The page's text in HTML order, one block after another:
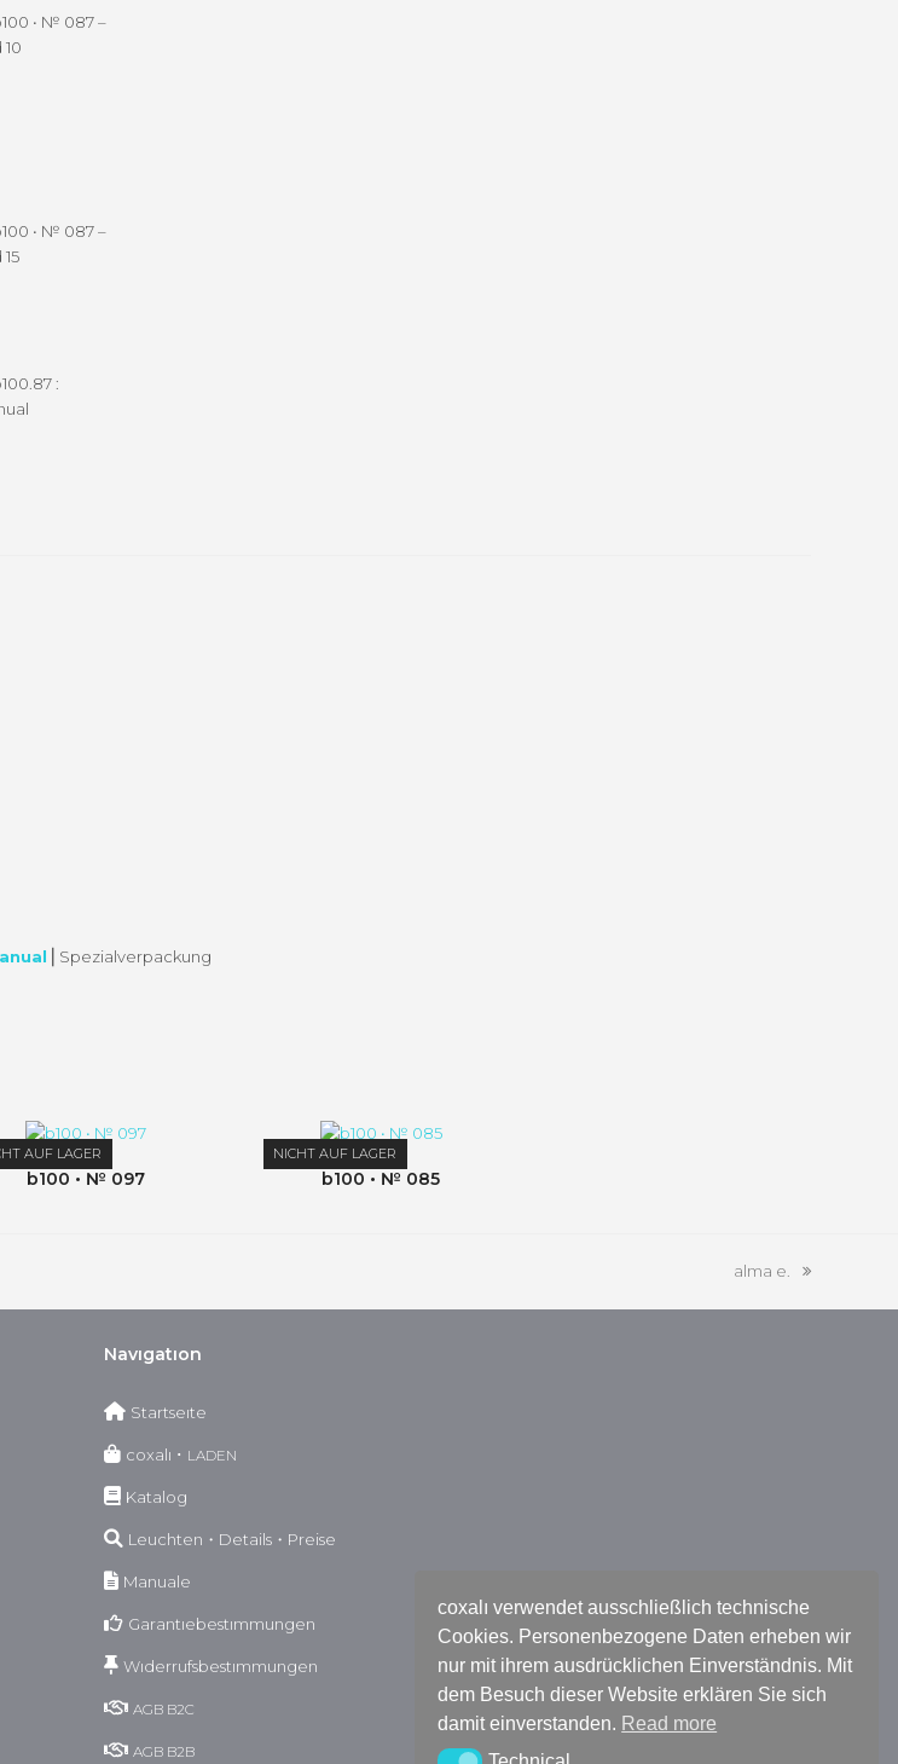
⎜Spezialver­pack­ung
AUF LAGER
b100 • № 097
NICHT AUF LAGER
b100 • № 085
Nächster
Beitrag:
alma e.
Navıgatıon
Startseıte
coxalı ･ LADEN
Katalog
Leuchten・Details・Preise
Manuale
Garantıebestımmungen
Wıderrufsbestımmungen
AGB B2C
AGB B2B
coxalı verwendet ausschließlich technische
Cookies. Personenbezogene Daten erheben wir
nur mit ihrem ausdrücklichen Einverständnis. Mit
dem Besuch dieser Website erklären Sie sich
damit einverstanden. Read more